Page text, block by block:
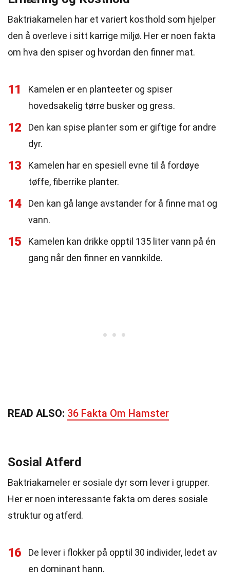
Baktriakamelen har et variert kosthold som hjelper
den å overleve i sitt karrige miljø. Her er noen fakta
om hva den spiser og hvordan den finner mat.
11
Kamelen er en planteeter og spiser
hovedsakelig tørre busker og gress.
12
Den kan spise planter som er giftige for andre
dyr.
13
Kamelen har en spesiell evne til å fordøye
tøffe, fiberrike planter.
14
Den kan gå lange avstander for å finne mat og
vann.
15
Kamelen kan drikke opptil 135 liter vann på én
gang når den finner en vannkilde.
READ ALSO: 36 Fakta Om Hamster
Sosial Atferd
Baktriakameler er sosiale dyr som lever i grupper.
Her er noen interessante fakta om deres sosiale
struktur og atferd.
16
De lever i flokker på opptil 30 individer, ledet av
en dominant hann.